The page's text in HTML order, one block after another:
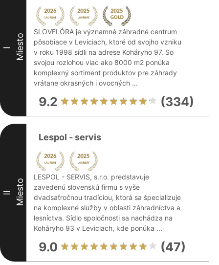
I Miesto
SLOVFLÓRA je významné záhradné centrum
pôsobiace v Leviciach, ktoré od svojho vzniku
v roku 1998 sídli na adrese Koháryho 97. So
svojou rozlohou viac ako 8000 m2 ponúka
komplexný sortiment produktov pre záhrady
vrátane okrasných i ovocných ...
9.2 (334)
II Miesto
Lespol - servis
LESPOL - SERVIS, s.r.o. predstavuje
zavedenú slovenskú firmu s vyše
dvadsaťročnou tradíciou, ktorá sa špecializuje
na komplexné služby v oblasti záhradníctva a
lesníctva. Sídlo spoločnosti sa nachádza na
Koháryho 93 v Leviciach, kde ponúka ...
9.0 (47)